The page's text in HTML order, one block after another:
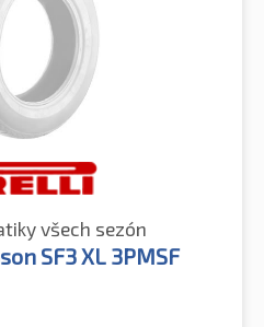
všech sezón
SF3 XL 3PMSF